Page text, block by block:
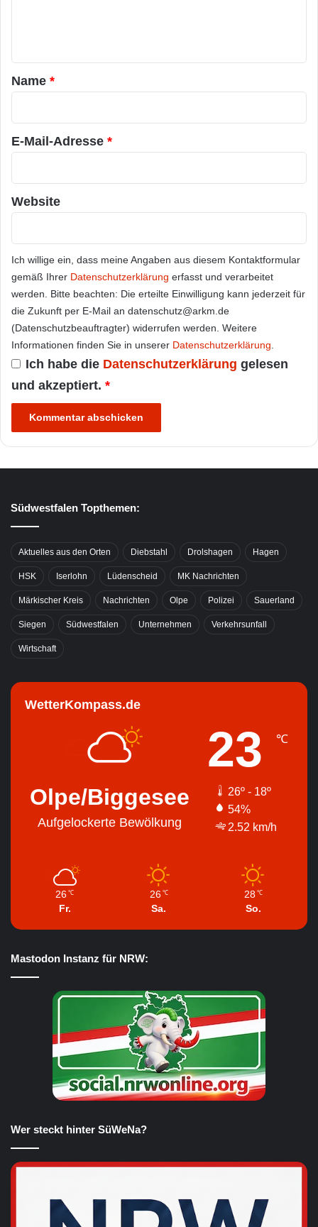
a
r
*
Name *
E-Mail-Adresse *
Website
Ich willige ein, dass meine Angaben aus diesem Kontaktformular
gemäß Ihrer Datenschutzerklärung erfasst und verarbeitet
werden. Bitte beachten: Die erteilte Einwilligung kann jederzeit für
die Zukunft per E-Mail an datenschutz@arkm.de
(Datenschutzbeauftragter) widerrufen werden. Weitere
Informationen finden Sie in unserer Datenschutzerklärung
Ich habe die Datenschutzerklärung gelesen
und akzeptiert. *
Südwestfalen Topthemen:
Aktuelles aus den Orten Diebstahl Drolshagen Hagen
HSK Iserlohn Lüdenscheid MK Nachrichten
Märkischer Kreis Nachrichten Olpe Polizei Sauerland
Siegen Südwestfalen Unternehmen Verkehrsunfall
Wirtschaft
WetterKompass.de
Olpe/Biggesee
Aufgelockerte Bewölkung
23 ℃
26º - 18º
54%
2.52 km/h
26 ℃
Fr.
26 ℃
Sa.
28 ℃
So.
Mastodon Instanz für NRW:
Wer steckt hinter SüWeNa?